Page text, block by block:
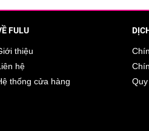
protein trong tóc, tái tạo, phục hồi
FULU
thiệu
hệ
thống cửa hàng